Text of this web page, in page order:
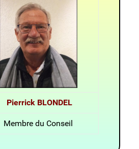
Pierrick BLONDEL
Membre du Conseil